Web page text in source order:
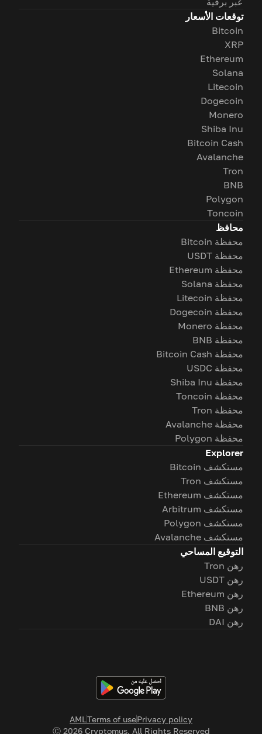
Privacy policy
Terms of use
AML
Ⓒ 2026Cryptomus. All Rights Reserved
توقعات الأسعار
Bitcoin
XRP
Ethereum
Solana
Litecoin
Dogecoin
Monero
Shiba Inu
Bitcoin Cash
Avalanche
Tron
BNB
Polygon
Toncoin
محافظ
محفظة Bitcoin
محفظة USDT
محفظة Ethereum
محفظة Solana
محفظة Litecoin
محفظة Dogecoin
محفظة Monero
محفظة BNB
محفظة Bitcoin Cash
محفظة USDC
محفظة Shiba Inu
محفظة Toncoin
محفظة Tron
محفظة Avalanche
محفظة Polygon
Explorer
مستكشف Bitcoin
مستكشف Tron
مستكشف Ethereum
مستكشف Arbitrum
مستكشف Polygon
مستكشف Avalanche
التوقيع المساحي
رهن Tron
رهن USDT
رهن Ethereum
رهن BNB
رهن DAI